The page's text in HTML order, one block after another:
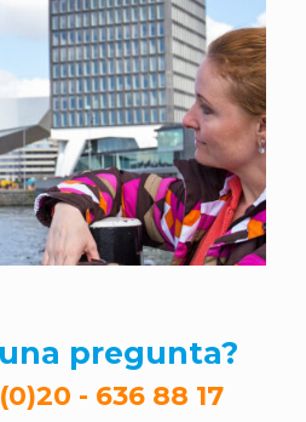
pregunta?
- 636 88 17